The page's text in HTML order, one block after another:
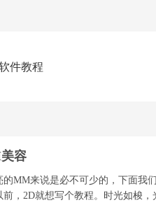
件教程
容
MM来说是必不可少的，下面我
2D就想写个教程。时光如梭，